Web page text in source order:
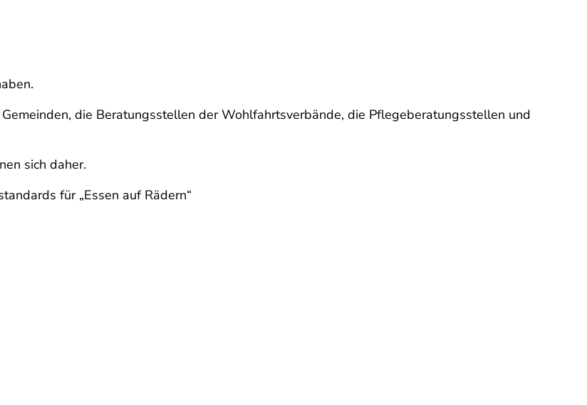
die Beratungsstellen der Wohlfahrtsverbände, die Pflegeberatungsstellen und
sich daher.
für „Essen auf Rädern“